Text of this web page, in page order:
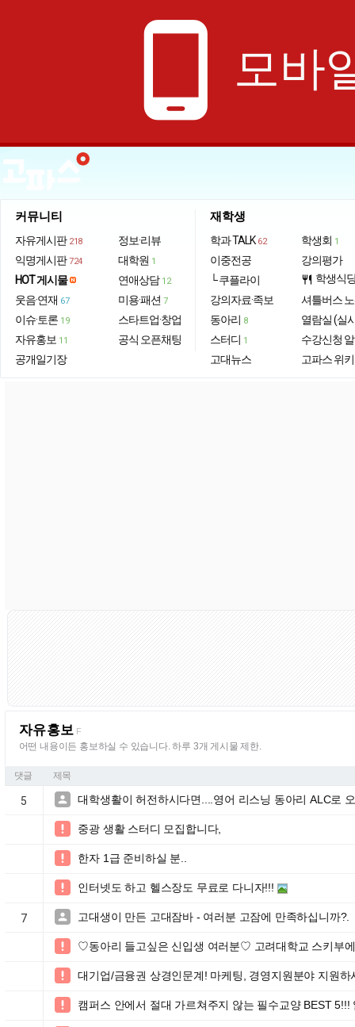
phone_android 모바
커뮤니티
자유게시판 218
익명게시판 724
HOT 게시물
웃음·연재 67
이슈·토론 19
자유홍보 11
공개일기장
정보·리뷰
대학원 1
연애상담 12
미용·패션 7
스타트업·창업
공식 오픈채팅
재학생
학과 TALK 62
이중전공
└ 쿠플라이
강의자료·족보
동아리 8
스터디 1
고대뉴스
학생회 1
강의평가
restaurant 학생식
셔틀버스
열람실 (실
수강신청
고파스 위키
자유홍보 F
어떤 내용이든 홍보하실 수 있습니다. 하루 3개 게시물 제한.
댓글 제목
5  대학생활이 허전하시다면....영어 리스닝 동아리 ALC로
 중광 생활 스터디 모집합니다,
 한자 1급 준비하실 분..
 인터넷도 하고 헬스장도 무료로 다니자!!!
7  고대생이 만든 고대잠바 - 여러분 고잠에 만족하십니까?.
 ♡동아리 들고싶은 신입생 여러분♡ 고려대학교 스키부
 대기업/금융권 상경인문계! 마케팅, 경영지원분야 지원
 캠퍼스 안에서 절대 가르쳐주지 않는 필수교양 BEST 5!!!